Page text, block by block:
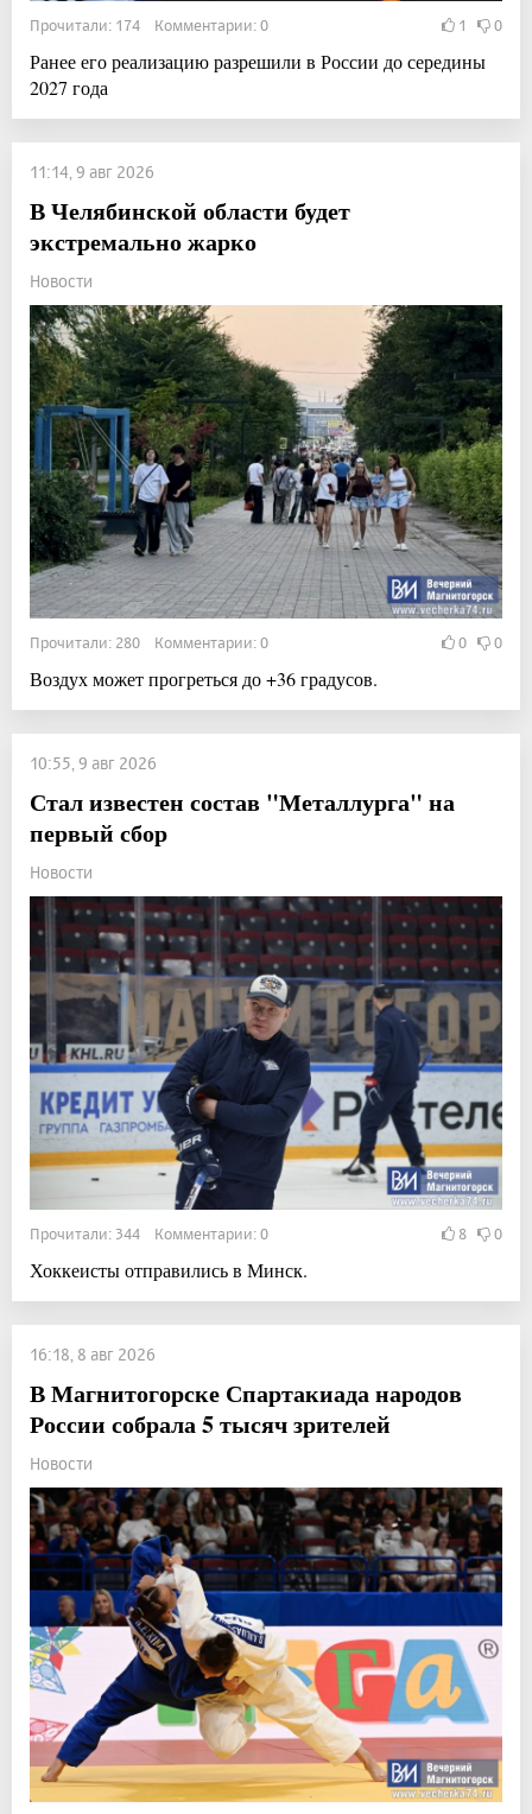
Прочитали: 174 Комментарии: 0 1 0
Ранее его реализацию разрешили в России до середины
2027 года
11:14, 9 авг 2026
В Челябинской области будет
экстремально жарко
Новости
Прочитали: 280 Комментарии: 0 0 0
Воздух может прогреться до +36 градусов.
10:55, 9 авг 2026
Стал известен состав "Металлурга" на
первый сбор
Новости
Прочитали: 344 Комментарии: 0 8 0
Хоккеисты отправились в Минск.
16:18, 8 авг 2026
В Магнитогорске Спартакиада народов
России собрала 5 тысяч зрителей
Новости